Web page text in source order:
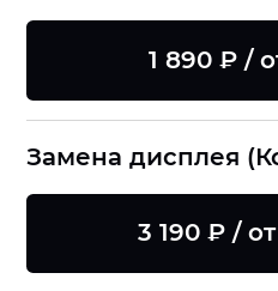
1 890 ₽ /
Замена дисплея
3 190 ₽ /